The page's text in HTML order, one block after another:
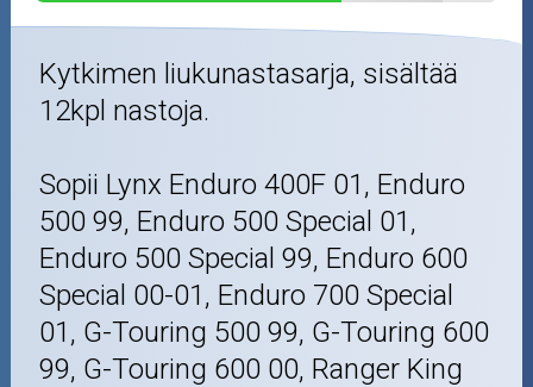
Kytkimen liukunastasarja, sisältää
12kpl nastoja.
Sopii Lynx Enduro 400F 01, Enduro
500 99, Enduro 500 Special 01,
Enduro 500 Special 99, Enduro 600
Special 00-01, Enduro 700 Special
01, G-Touring 500 99, G-Touring 600
99, G-Touring 600 00, Ranger King